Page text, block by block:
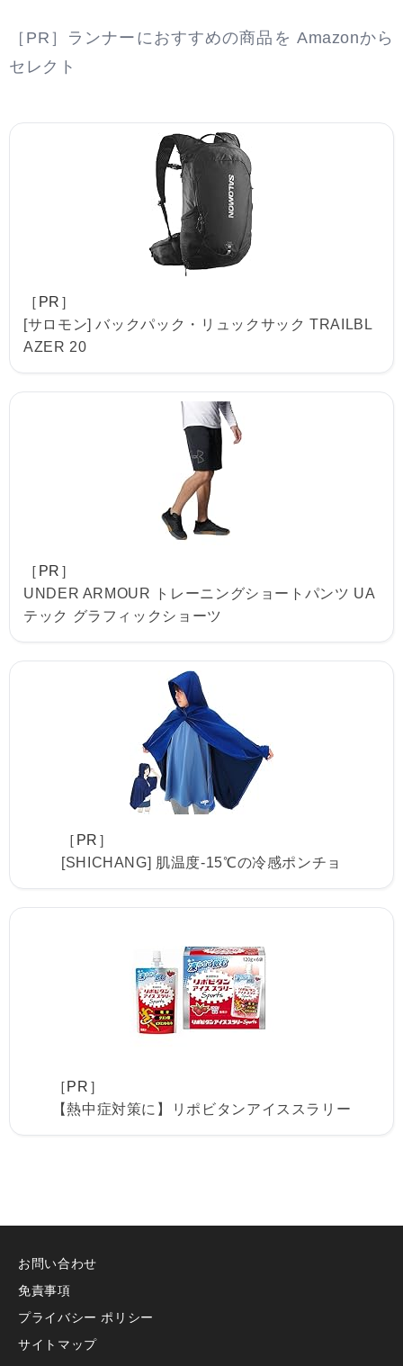
［PR］ランナーにおすすめの商品を Amazonから
セレクト
［PR］
[サロモン] バックパック・リュックサック TRAILBL
AZER 20
［PR］
UNDER ARMOUR トレーニングショートパンツ UA
テック グラフィックショーツ
［PR］
[SHICHANG] 肌温度-15℃の冷感ポンチョ
［PR］
【熱中症対策に】リポビタンアイススラリー
お問い合わせ
免責事項
プライバシー ポリシー
サイトマップ